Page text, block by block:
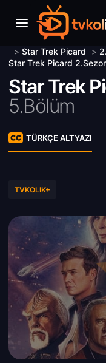
> Star Trek Picard >
Star Trek Picard
Star Trek
5.Bölüm
TÜRKÇE ALTYAZI
TVKOLIK+